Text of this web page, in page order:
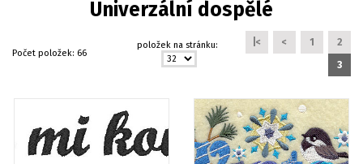
Univerzální dospělé
Počet položek: 66
položek na stránku: |< < 1
2
3